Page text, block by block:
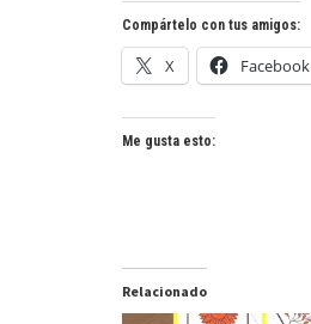
Compártelo con tus amigos:
X Facebook
Me gusta esto:
Relacionado